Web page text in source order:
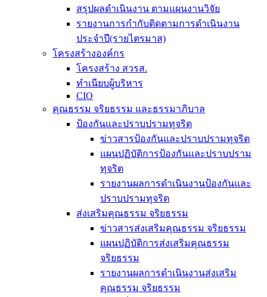
สรุปผลดำเนินงาน ตามแผนงานวิจัย
รายงานการกำกับติดตามการดำเนินงาน
ประจำปี(รายไตรมาส)
โครงสร้างองค์กร
โครงสร้าง สวรส.
ทำเนียบผู้บริหาร
CIO
คุณธรรม จริยธรรม และธรรมาภิบาล
ป้องกันและปราบปรามทุจริต
ข่าวสารป้องกันและปราบปรามทุจริต
แผนปฏิบัติการป้องกันและปราบปราม
ทุจริต
รายงานผลการดำเนินงานป้องกันและ
ปราบปรามทุจริต
ส่งเสริมคุณธรรม จริยธรรม
ข่าวสารส่งเสริมคุณธรรม จริยธรรม
แผนปฏิบัติการส่งเสริมคุณธรรม
จริยธรรม
รายงานผลการดำเนินงานส่งเสริม
คุณธรรม จริยธรรม